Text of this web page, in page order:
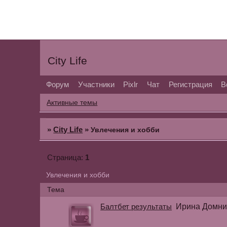
City Life
Форум Участники Pixlr Чат Регистрация
Активные темы
»City Life »Увлечения и хобби
Увлечения и хобби
Страница: 1
Тема
Балтбет результаты Ирина